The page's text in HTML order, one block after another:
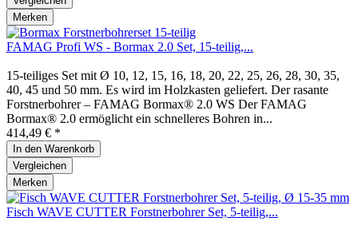
Merken
FAMAG Profi WS - Bormax 2.0 Set, 15-teilig,...
15-teiliges Set mit Ø 10, 12, 15, 16, 18, 20, 22, 25, 26, 28, 30, 35,
40, 45 und 50 mm. Es wird im Holzkasten geliefert. Der rasante
Forstnerbohrer – FAMAG Bormax® 2.0 WS Der FAMAG
Bormax® 2.0 ermöglicht ein schnelleres Bohren in...
414,49 € *
In den Warenkorb
Vergleichen
Merken
Fisch WAVE CUTTER Forstnerbohrer Set, 5-teilig,...